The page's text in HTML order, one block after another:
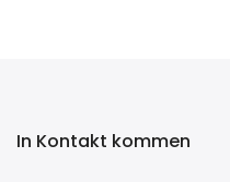
In Kontakt kommen